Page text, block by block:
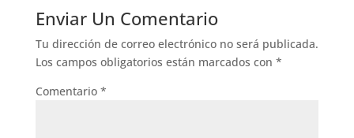
Enviar Un Comentario
Tu dirección de correo electrónico no será publicada.
Los campos obligatorios están marcados con *
Comentario *